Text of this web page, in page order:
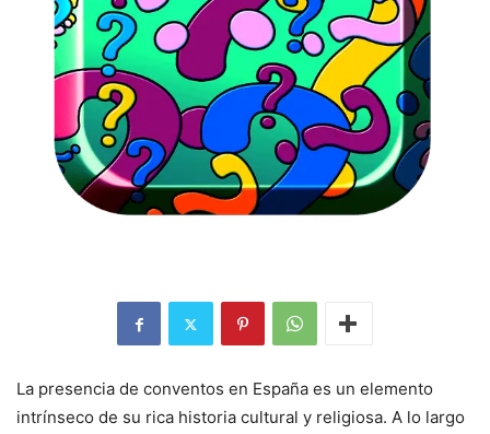
La presencia de conventos en España es un elemento
intrínseco de su rica historia cultural y religiosa. A lo largo